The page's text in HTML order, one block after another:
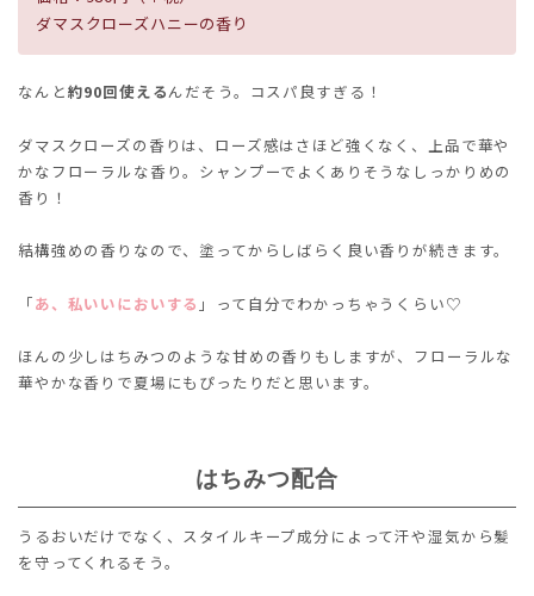
ダマスクローズハニーの香り
なんと約90回使えるんだそう。コスパ良すぎる！
ダマスクローズの香りは、ローズ感はさほど強くなく、上品で華や
かなフローラルな香り。シャンプーでよくありそうなしっかりめの
香り！
結構強めの香りなので、塗ってからしばらく良い香りが続きます。
「あ、私いいにおいする 」って自分でわかっちゃうくらい♡
ほんの少しはちみつのような甘めの香りもしますが、フローラルな
華やかな香りで夏場にもぴったりだと思います。
はちみつ配合
うるおいだけでなく、スタイルキープ成分によって汗や湿気から髪
を守ってくれるそう。